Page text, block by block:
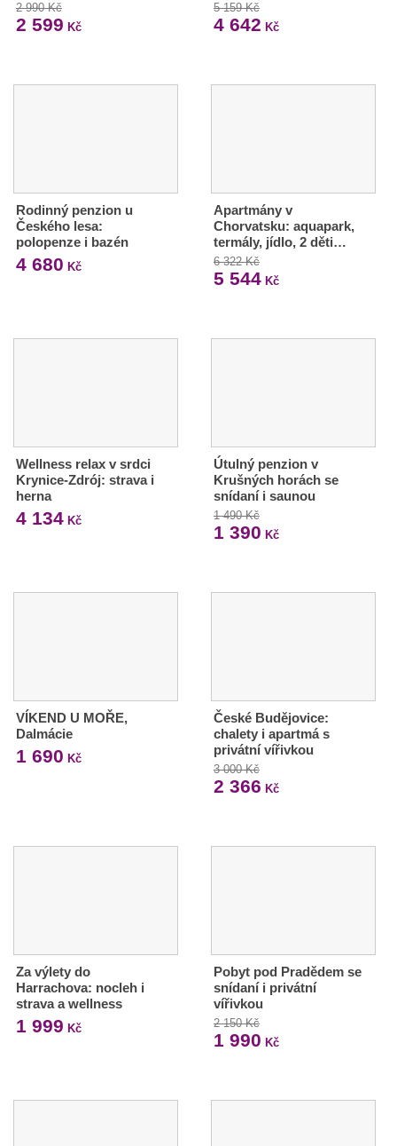
2 990 Kč
2 599 Kč
5 159 Kč
4 642 Kč
Rodinný penzion u
Českého lesa:
polopenze i bazén
4 680 Kč
Apartmány v
Chorvatsku: aquapark,
termály, jídlo, 2 děti…
6 322 Kč
5 544Kč
Wellness relax v srdci
Krynice-Zdrój: strava i
herna
4 134 Kč
Útulný penzion v
Krušných horách se
snídaní i saunou
1 490 Kč
1 390 Kč
VÍKEND U MOŘE,
Dalmácie
1 690 Kč
České Budějovice:
chalety i apartmá s
privátní vířivkou
3 000 Kč
2 366 Kč
Za výlety do
Harrachova: nocleh i
strava a wellness
1 999 Kč
Pobyt pod Pradědem se
snídaní i privátní
vířivkou
2 150 Kč
1 990 Kč